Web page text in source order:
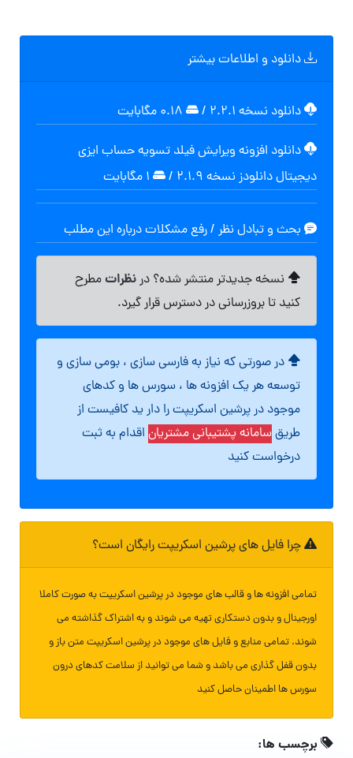
دانلود و اطلاعات بیشتر
دانلود نسخه ۲.۲.۱ /
دانلود افزونه ویرایش فیلد تسویه حساب ایزی
دیجیتال دانلودز نسخه ۲.۱.۹
/
بحث و تبادل نظر / رفع مشکلات درباره این مطلب
نسخه جدیدتر منتشر شده؟ درنظراتمطرح
کنید تا بروزرسانی در دسترس قرار گیرد.
در صورتی که نیاز به فارسی سازی ، بومی سازی و
توسعه هر یک افزونه ها ، سورس ها و کدهای
موجود در پرشین اسکریپت را دار ید کافیست از
طریقسامانه پشتیبانی مشتریان اقدام به ثبت
درخواست کنید
چرا فایل های پرشین اسکریپت رایگان است؟
تمامی افزونه ها و قالب های موجود در پرشین اسکریپت به صورت کاملا
اورجینال و بدون دستکاری تهیه می شوند و به اشتراک گذاشته می
شوند. تمامی منابع و فایل های موجود در پرشین اسکریپت متن باز و
بدون قفل گذاری می باشد و شما می توانید از سلامت کدهای درون
سورس ها اطمینان حاصل کنید
برچسب ها: